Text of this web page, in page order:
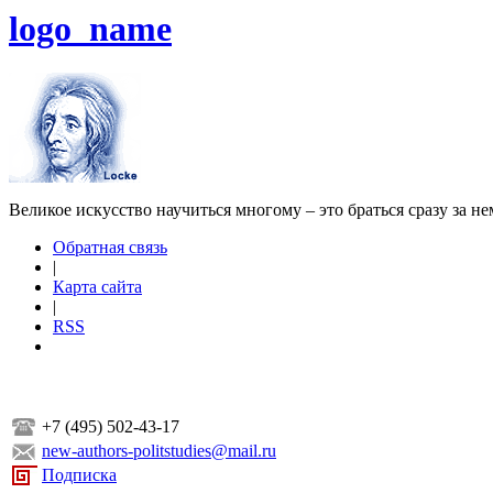
logo_name
Великое искусство научиться многому – это браться сразу за
Обратная связь
|
Карта сайта
|
RSS
+7 (495) 502-43-17
new-authors-politstudies@mail.ru
Подписка